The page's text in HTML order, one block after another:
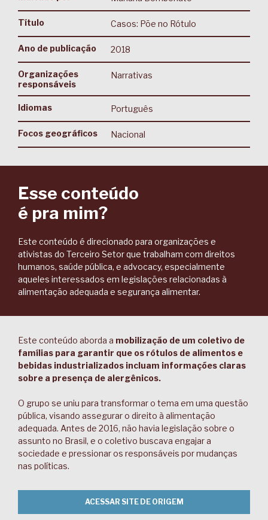
Título Casos: Põe no Rótulo
Ano de publicação 2018
Organizações
responsáveis
Narrativas
Idiomas Português
Focos geográficos Nacional
Esse conteúdo
é pra mim?
Este conteúdo é direcionado para organizações e
ativistas do Terceiro Setor que trabalham com direitos
humanos, saúde pública, e advocacy, especialmente
aqueles interessados em legislações relacionadas à
alimentação adequada e segurança alimentar.
Este conteúdo aborda a mobilização de um coletivo de
famílias para garantir que os rótulos de alimentos e
bebidas industrializados incluam informações claras
sobre a presença de alergênicos.
O grupo se uniu para transformar o tema em uma questão
pública, visando assegurar o direito à alimentação
adequada. Antes de 2016, não havia legislação sobre o
assunto no Brasil, e o coletivo buscava engajar a
sociedade e pressionar os responsáveis por mudanças
nas políticas.
ACESSAR SITE DE ORIGEM